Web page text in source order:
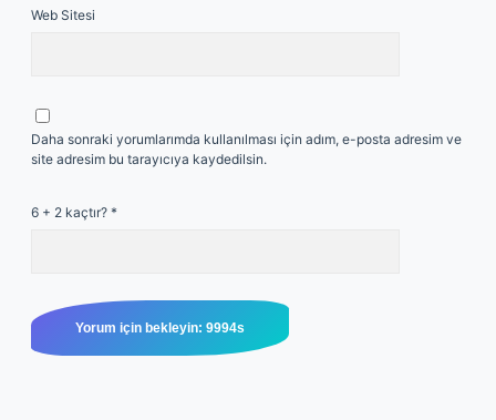
Web Sitesi
Daha sonraki yorumlarımda kullanılması için adım, e-posta adresim ve
site adresim bu tarayıcıya kaydedilsin.
6 + 2 kaçtır? *